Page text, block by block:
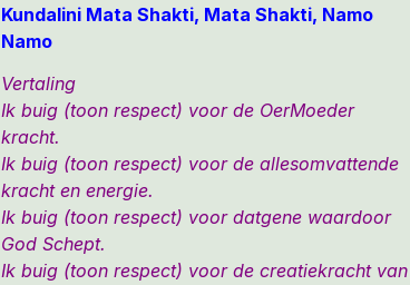
Kundalini Mata Shakti, Mata Shakti, Namo
Namo
Vertaling
Ik buig (toon respect) voor de OerMoeder
kracht.
Ik buig (toon respect) voor de allesomvattende
kracht en energie.
Ik buig (toon respect) voor datgene waardoor
God Schept.
Ik buig (toon respect) voor de creatiekracht van